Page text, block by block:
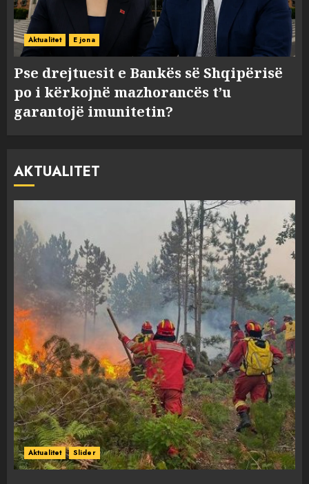
Aktualitet E jona
Pse drejtuesit e Bankës së Shqipërisë
po i kërkojnë mazhorancës t’u
garantojë imunitetin?
AKTUALITET
Aktualitet Slider